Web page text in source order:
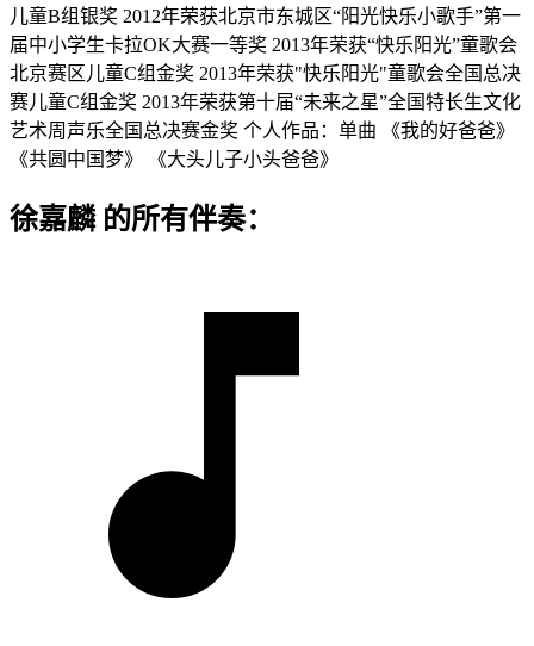
儿童B组银奖 2012年荣获北京市东城区“阳光快乐小歌手”第一
届中小学生卡拉OK大赛一等奖 2013年荣获“快乐阳光”童歌会
北京赛区儿童C组金奖 2013年荣获"快乐阳光"童歌会全国总决
赛儿童C组金奖 2013年荣获第十届“未来之星”全国特长生文化
艺术周声乐全国总决赛金奖 个人作品：单曲 《我的好爸爸》
《共圆中国梦》 《大头儿子小头爸爸》
徐嘉麟 的所有伴奏：